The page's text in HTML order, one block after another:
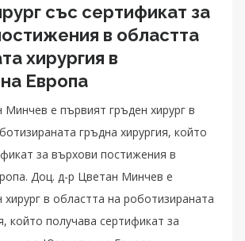
със сертификат за
в областта
хирургия в
Европа
е първият гръден хирург в
гръдна хирургия, който
за върхови постижения в
Доц. д-р Цветан Минчев е
в областта на роботизираната
който получава сертификат за